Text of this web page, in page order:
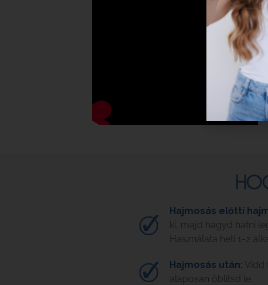
Hajmosás előtti
ki, majd hagyd hatni
Használata heti 1-2
Hajmosás után: Vidd
alaposan öblítsd le.